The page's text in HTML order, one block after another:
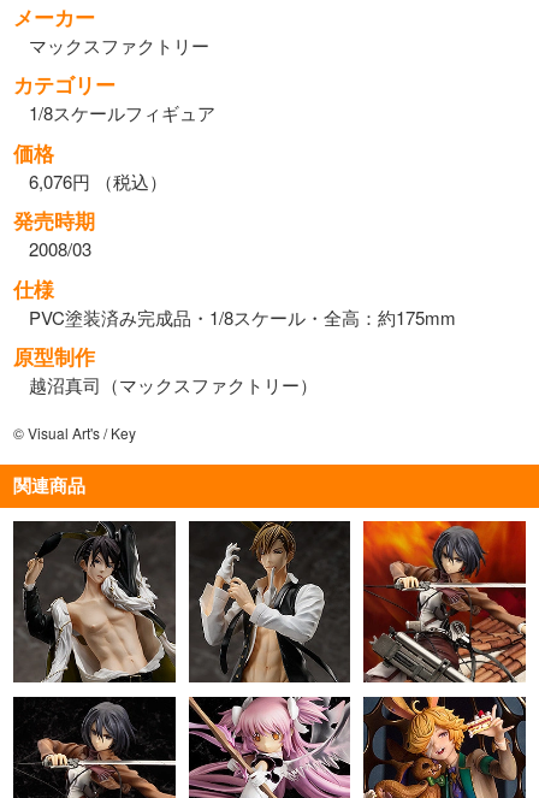
メーカー
マックスファクトリー
カテゴリー
1/8スケールフィギュア
価格
6,076円 （税込）
発売時期
2008/03
仕様
PVC塗装済み完成品・1/8スケール・全高：約175mm
原型制作
越沼真司（マックスファクトリー）
© Visual Art's / Key
関連商品